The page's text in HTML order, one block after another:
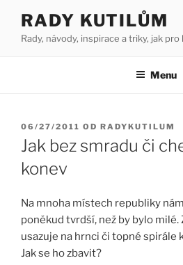
obsahu
RADY KUTILŮM
Rady, návody, inspirace a triky, jak
Menu
PUBLIKOVÁNO
06/27/2011 OD RADYKUTILUM
Jak bez smradu či
konev
Na mnoha místech republiky
poněkud tvrdší, než by bylo milé.
usazuje na hrnci či topné spirále
Jak se ho zbavit?